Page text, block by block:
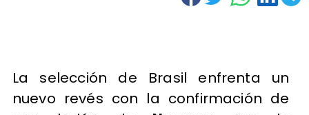
La selección de Brasil enfrenta un
nuevo revés con la confirmación de